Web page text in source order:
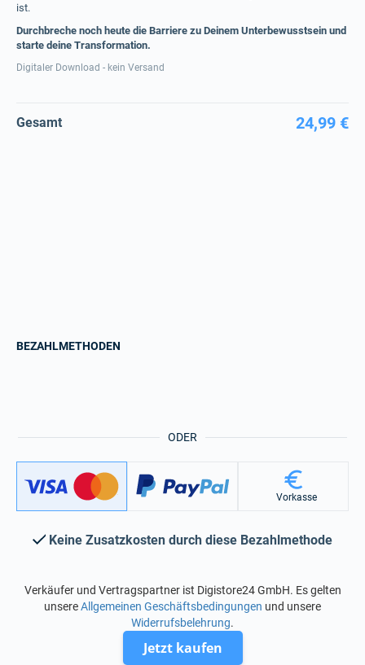
ist.
Durchbreche noch heute die Barriere zu Deinem Unterbewusstsein und
starte deine Transformation.
Digitaler Download - kein Versand
Gesamt 24,99 €
ODER
BEZAHLMETHODEN
Vorkasse
Keine Zusatzkosten durch diese Bezahlmethode
Verkäufer und Vertragspartner ist Digistore24 GmbH. Es gelten
unsereAllgemeinen Geschäftsbedingungen und unsere
Widerrufsbelehrung.
Jetzt kaufen